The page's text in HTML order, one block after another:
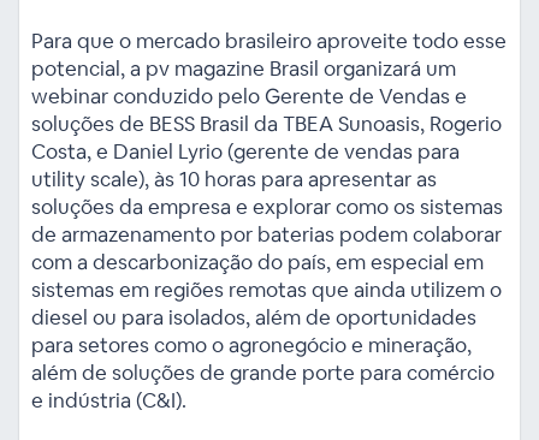
Para que o mercado brasileiro aproveite todo esse
potencial, a pv magazine Brasil organizará um
webinar conduzido pelo Gerente de Vendas e
soluções de BESS Brasil da TBEA Sunoasis, Rogerio
Costa, e Daniel Lyrio (gerente de vendas para
utility scale), às 10 horas para apresentar as
soluções da empresa e explorar como os sistemas
de armazenamento por baterias podem colaborar
com a descarbonização do país, em especial em
sistemas em regiões remotas que ainda utilizem o
diesel ou para isolados, além de oportunidades
para setores como o agronegócio e mineração,
além de soluções de grande porte para comércio
e indústria (C&I).